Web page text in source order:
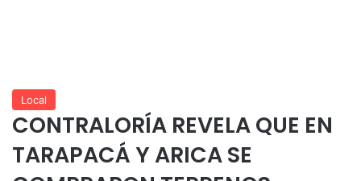
Local
CONTRALORÍA REVELA QUE EN
TARAPACÁ Y ARICA SE